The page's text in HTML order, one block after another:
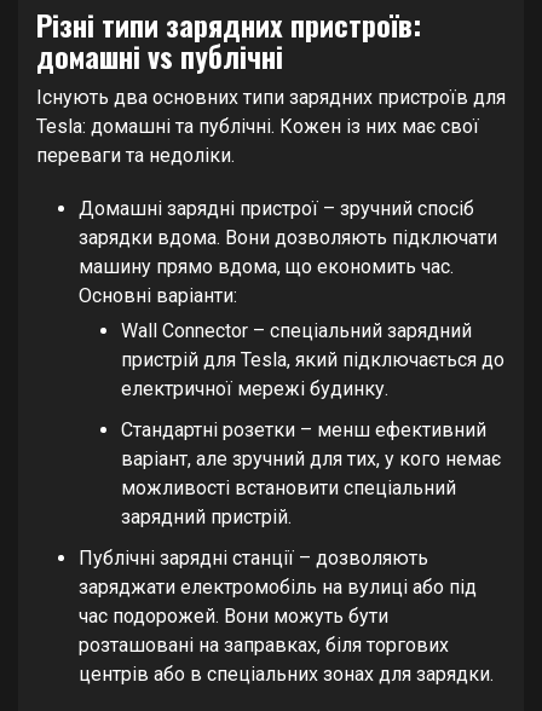
Різні типи зарядних пристроїв:
домашні vs публічні
Існують два основних типи зарядних пристроїв для
Tesla: домашні та публічні. Кожен із них має свої
переваги та недоліки.
Домашні зарядні пристрої – зручний спосіб
зарядки вдома. Вони дозволяють підключати
машину прямо вдома, що економить час.
Основні варіанти:
Wall Connector – спеціальний зарядний
пристрій для Tesla, який підключається до
електричної мережі будинку.
Стандартні розетки – менш ефективний
варіант, але зручний для тих, у кого немає
можливості встановити спеціальний
зарядний пристрій.
Публічні зарядні станції – дозволяють
заряджати електромобіль на вулиці або під
час подорожей. Вони можуть бути
розташовані на заправках, біля торгових
центрів або в спеціальних зонах для зарядки.